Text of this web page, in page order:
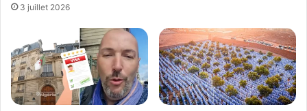
3 juillet 2026